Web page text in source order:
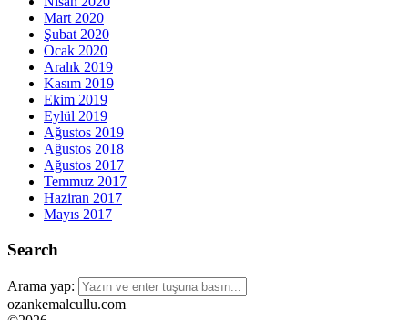
Mart 2020
Şubat 2020
Ocak 2020
Aralık 2019
Kasım 2019
Ekim 2019
Eylül 2019
Ağustos 2019
Ağustos 2018
Ağustos 2017
Temmuz 2017
Haziran 2017
Mayıs 2017
Search
Arama yap:
ozankemalcullu.com